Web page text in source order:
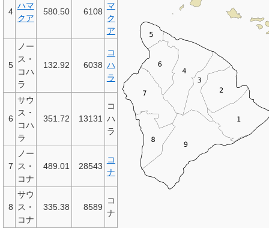
4
ハマ
クア
580.50 6108
マ
ク
ア
5
ノー
ス・
コハ
ラ
132.92 6038
コ
ハ
ラ
6
サウ
ス・
コハ
ラ
351.72 13131
コ
ハ
ラ
7
ノー
ス・
コナ
489.01 28543
コ
ナ
8
サウ
ス・
コナ
335.38 8589
コ
ナ